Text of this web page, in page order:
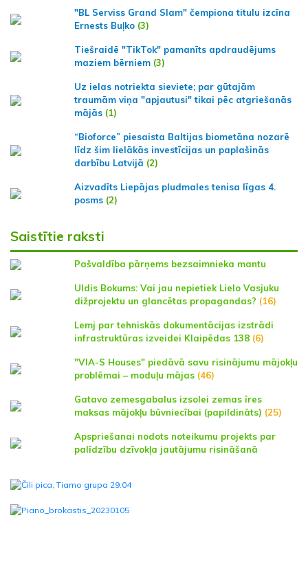
"BL Serviss Grand Slam" čempiona titulu izcīna
Ernests Buļko (3)
Tiešraidē "TikTok" pamanīts apdraudējums
maziem bērniem (3)
Uz ielas notriekta sieviete; par gūtajām
traumām viņa "apjautusi" tikai pēc atgriešanās
mājās (1)
“Bioforce” piesaista Baltijas biometāna nozarē
līdz šim lielākās investīcijas un paplašinās
darbību Latvijā (2)
Aizvadīts Liepājas pludmales tenisa līgas 4.
posms (2)
Saistītie raksti
Pašvaldība pārņems bezsaimnieka mantu
Uldis Bokums: Vai jau nepietiek Lielo Vasjuku
dižprojektu un glancētas propagandas? (16)
Lemj par tehniskās dokumentācijas izstrādi
infrastruktūras izveidei Klaipēdas 138 (6)
"VIA-S Houses" piedāvā savu risinājumu mājokļu
problēmai – moduļu mājas (46)
Gatavo zemesgabalus izsolei zemas īres
maksas mājokļu būvniecībai (papildināts) (25)
Apspriešanai nodots noteikumu projekts par
palīdzību dzīvokļa jautājumu risināšanā